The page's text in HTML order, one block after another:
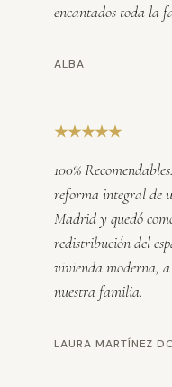
encantados toda la
ALBA
★★★★★
100%
reforma integral de
Madrid y quedó
redistribución del
vivienda moderna,
nuestra familia.
LAURA MARTÍNEZ